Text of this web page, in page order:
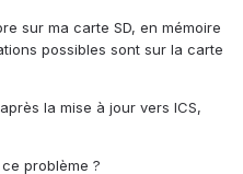
sur ma carte SD, en mémoire
possibles sont sur la carte
la mise à jour vers ICS,
problème ?